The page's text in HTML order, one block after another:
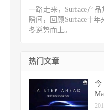
一路走来，Surface产
瞬间，回顾Surface十
冬逆势而上。
热门文章